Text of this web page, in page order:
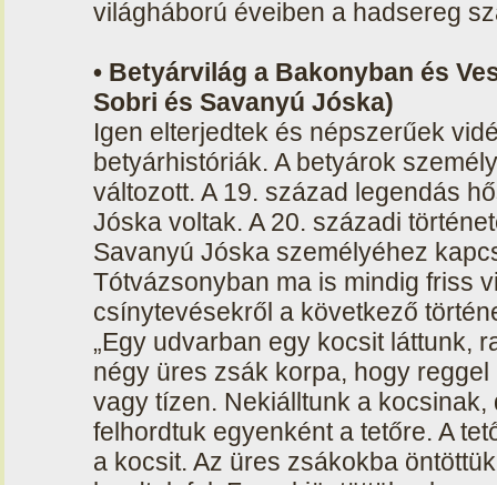
világháború éveiben a hadsereg
• Betyárvilág a Bakonyban és
Sobri és Savanyú Jóska)
Igen elterjedtek és népszerűek
betyárhistóriák. A betyárok
változott. A 19. század legendás
Jóska voltak. A 20. századi
Savanyú Jóska személyéhez
Tótvázsonyban ma is mindig friss
csínytevésekről a következő
„Egy udvarban egy kocsit láttunk,
négy üres zsák korpa, hogy
vagy tízen. Nekiálltunk a
felhordtuk egyenként a tetőre. A
a kocsit. Az üres zsákokba